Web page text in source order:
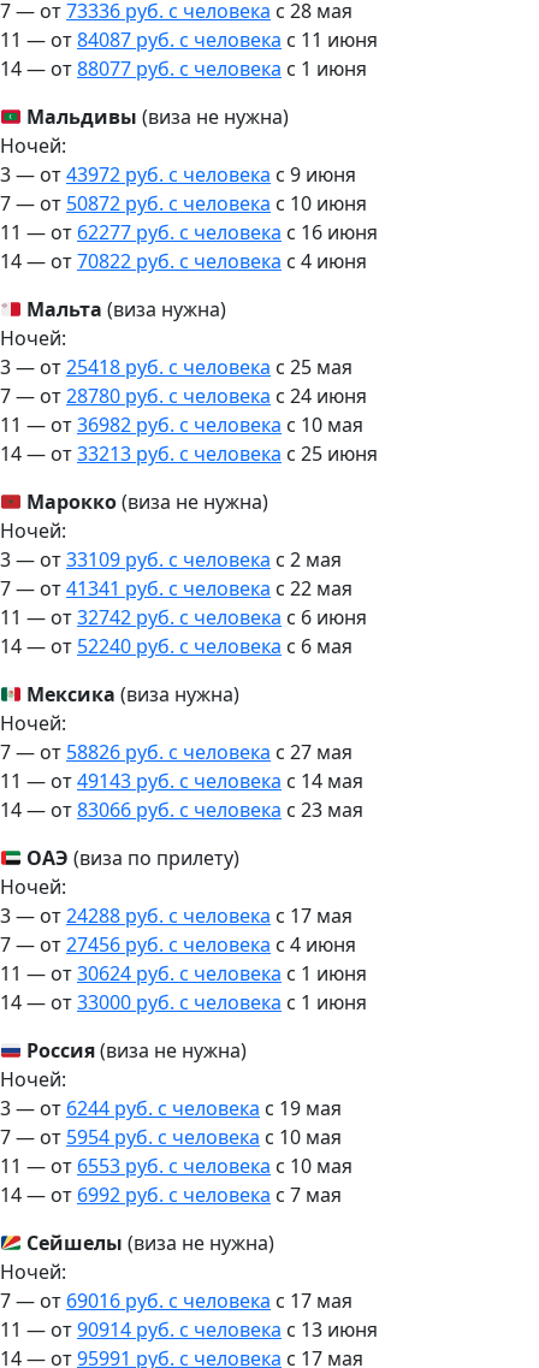
7 — от73336 руб. с человека c 28 мая
11 — от84087 руб. с человека c 11 июня
14 — от88077 руб. с человека c 1 июня
Мальдивы (виза не нужна)
Ночей:
3 — от43972 руб. с человека c 9 июня
7 — от 50872 руб. с человека c 10 июня
11 — от 62277 руб. с человека c 16 июня
14 — от70822 руб. с человека c 4 июня
Мальта (виза нужна)
Ночей:
3 — от25418 руб. с человека c 25 мая
7 — от28780 руб. с человека c 24 июня
11 — от36982 руб. с человека c 10 мая
14 — от33213 руб. с человека c 25 июня
Марокко(виза не нужна)
Ночей:
3 — от33109 руб. с человека c 2 мая
7 — от41341 руб. с человека c 22 мая
11 — от32742 руб. с человека c 6 июня
14 — от 52240 руб. с человека c 6 мая
Мексика (виза нужна)
Ночей:
7 — от 58826 руб. с человека c 27 мая
11 — от49143 руб. с человека c 14 мая
14 — от83066 руб. с человека c 23 мая
ОАЭ (виза по прилету)
Ночей:
3 — от24288 руб. с человека c 17 мая
7 — от27456 руб. с человека c 4 июня
11 — от30624 руб. с человека c 1 июня
14 — от33000 руб. с человека c 1 июня
Россия(виза не нужна)
Ночей:
3 — от 6244 руб. с человека c 19 мая
7 — от 5954 руб. с человека c 10 мая
11 — от 6553 руб. с человека c 10 мая
14 — от 6992 руб. с человека c 7 мая
Сейшелы (виза не нужна)
Ночей:
7 — от 69016 руб. с человека c 17 мая
11 — от90914 руб. с человека c 13 июня
14 — от95991 руб. с человека c 17 мая